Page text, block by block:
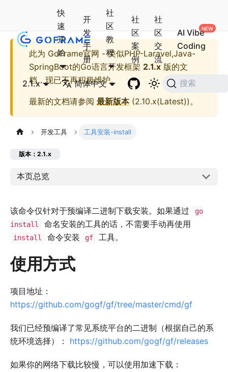
快
速
开
始
开
发
手
册
社
区
教
程
社
区
案
例
社
区
交
流
AI Vibe
Coding
2.1.x 简体中文 搜索
此为 GoFrame官网 - 类似PHP-Laravel,Java-
SpringBoot的Go语言开发框架 2.1.x 版的文
档，现已不再积极维护。
最新的文档请参阅 最新版本(2.10.x(Latest))。
开发工具 工具安装-install
版本：2.1.x
本页总览
该命令仅针对于预编译二进制下载安装。如果通过
go
install
命名安装的工具的话，不需要手动再使用
install 命令安装 gf 工具。
使用方式
项目地址：
https://github.com/gogf/gf/tree/master/cmd/gf
我们已经预编译了常见系统平台的二进制（根据自己的系
统环境选择）： https://github.com/gogf/gf/releases
如果你的网络下载比较慢，可以使用加速下载：